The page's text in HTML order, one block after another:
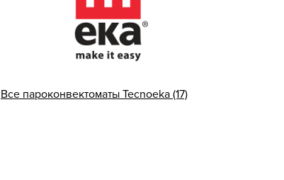
Все пароконвектоматы Tecnoeka (17)